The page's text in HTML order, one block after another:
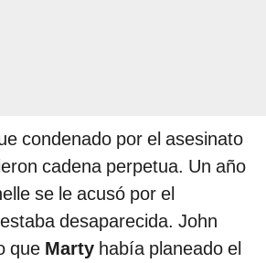
condenado por el asesinato
cadena perpetua. Un año
se le acusó por el
desaparecida. John
que Marty había planeado el